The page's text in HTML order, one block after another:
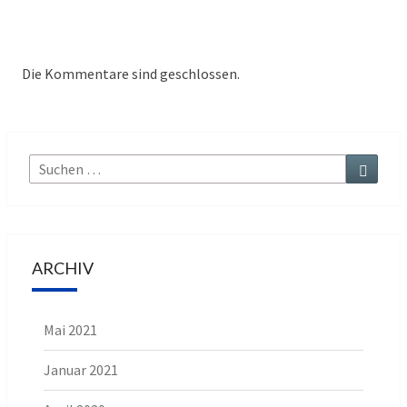
Die Kommentare sind geschlossen.
Suchen
ARCHIV
Mai 2021
Januar 2021